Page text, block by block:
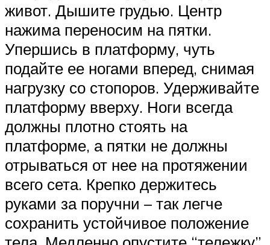
живот. Дышите грудью. Центр
нажима переносим на пятки.
Упершись в платформу, чуть
подайте ее ногами вперед, снимая
нагрузку со стопоров. Удерживайте
платформу вверху. Ноги всегда
должны плотно стоять на
платформе, а пятки не должны
отрываться от нее на протяжении
всего сета. Крепко держитесь
руками за поручни – так легче
сохранить устойчивое положение